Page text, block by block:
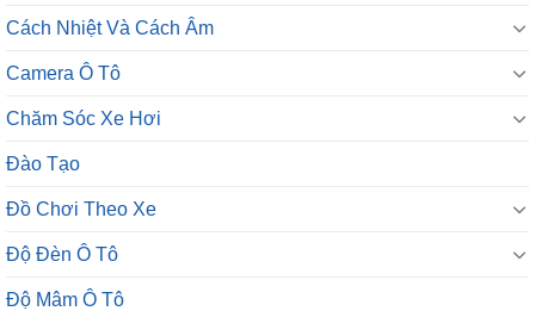
Cách Nhiệt Và Cách Âm
Camera Ô Tô
Chăm Sóc Xe Hơi
Đào Tạo
Đồ Chơi Theo Xe
Độ Đèn Ô Tô
Độ Mâm Ô Tô